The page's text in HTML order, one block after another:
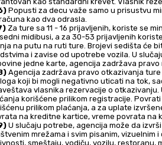
Popusti za decu važe samo u prisustvu
kao dva odrasla.
Za ture sa 11 - 16 prijavljenih, koriste se
midibusi, a za 30-53 prijavljenih
na putu na ruti ture. Brojevi sedišta će
i zavise od upotrebe vozila. U
jedne karte, agencija zadržava
Agencija zadržava pravo otkazivanja
koji bi mogli negativno uticati na tok,
vlasnika rezervacije o otkazivanju.
korišćene prilikom registracije.
prilikom plaćanja, a za uplate
na kreditne kartice, vreme povrata na
U slučaju potrebe, agencija može da
mrežama i svim pisanim, vizuelnim
smeštaju, vodiču, vozilu, restoranu,